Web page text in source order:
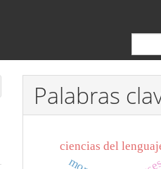
Palabras
ciencias del